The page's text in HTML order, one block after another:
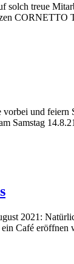
treue
und
Samstag
2021:
Café eröffnen